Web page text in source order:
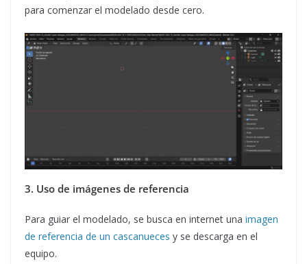
para comenzar el modelado desde cero.
3. Uso de imágenes de referencia
Para guiar el modelado, se busca en internet una imagen
de referencia de un cascanueces y se descarga en el
equipo.